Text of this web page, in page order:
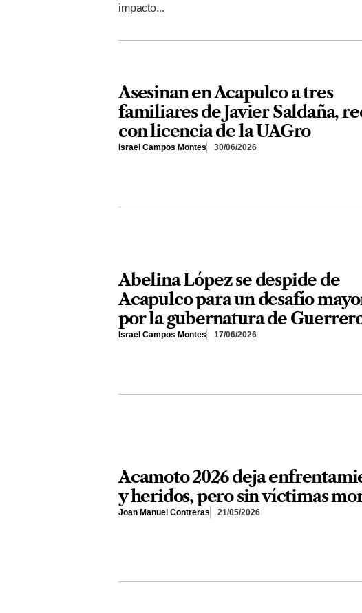
impacto...
Asesinan en Acapulco a tres
familiares de Javier Saldaña,
con licencia de la UAGro
Israel Campos Montes 30/06/2026
Abelina López se despide de
Acapulco para un desafío
por la gubernatura de
Israel Campos Montes 17/06/2026
Acamoto 2026 deja
y heridos, pero sin víctimas
Joan Manuel Contreras 21/05/2026